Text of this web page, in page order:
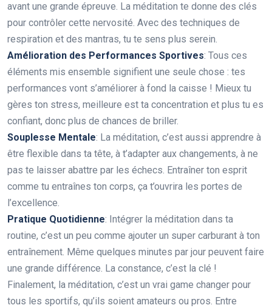
avant une grande épreuve. La méditation te donne des clés
pour contrôler cette nervosité. Avec des techniques de
respiration et des mantras, tu te sens plus serein.
Amélioration des Performances Sportives: Tous ces
éléments mis ensemble signifient une seule chose : tes
performances vont s’améliorer à fond la caisse ! Mieux tu
gères ton stress, meilleure est ta concentration et plus tu es
confiant, donc plus de chances de briller.
Souplesse Mentale: La méditation, c’est aussi apprendre à
être flexible dans ta tête, à t’adapter aux changements, à ne
pas te laisser abattre par les échecs. Entraîner ton esprit
comme tu entraînes ton corps, ça t’ouvrira les portes de
l’excellence.
Pratique Quotidienne: Intégrer la méditation dans ta
routine, c’est un peu comme ajouter un super carburant à ton
entraînement. Même quelques minutes par jour peuvent faire
une grande différence. La constance, c’est la clé !
Finalement, la méditation, c’est un vrai game changer pour
tous les sportifs, qu’ils soient amateurs ou pros. Entre